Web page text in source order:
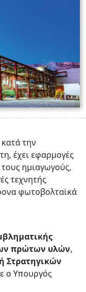
την
έχει εφαρμογές
ημιαγωγούς,
τεχνητής
φωτοβολταϊκά
πρώτων υλών,
Στρατηγικών
ο Υπουργός